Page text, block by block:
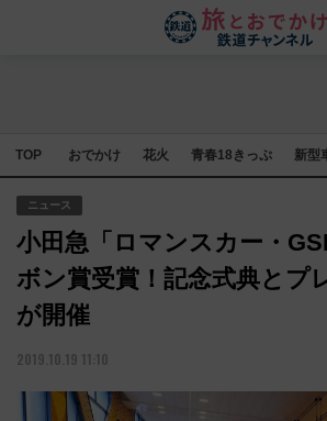
TOP おでかけ 花火 青春18きっぷ 新型
ニュース
小田急「ロマンスカー・
ボン賞受賞！記念式典とプ
が開催
2019.10.19 11:10